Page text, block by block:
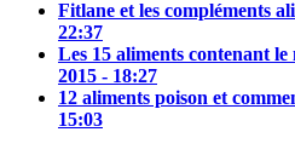
Fitlane et les compléments
22:37
Les 15 aliments contenant le
2015 - 18:27
12 aliments poison et
15:03